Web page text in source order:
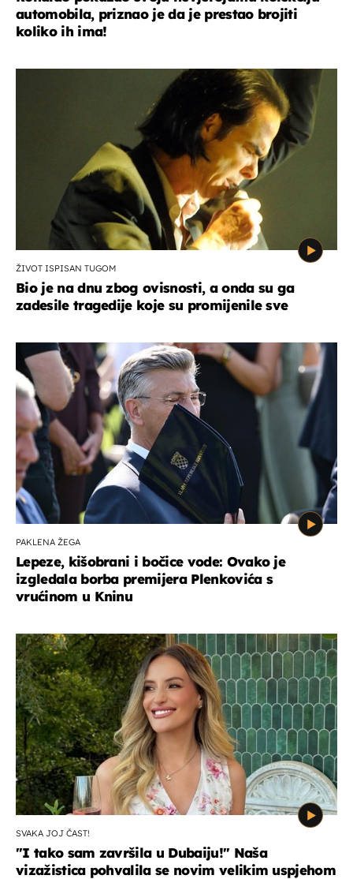
automobila, priznao je da je prestao brojiti
koliko ih ima!
ŽIVOT ISPISAN TUGOM
Bio je na dnu zbog ovisnosti, a onda su ga
zadesile tragedije koje su promijenile sve
PAKLENA ŽEGA
Lepeze, kišobrani i bočice vode: Ovako je
izgledala borba premijera Plenkovića s
vrućinom u Kninu
SVAKA JOJ ČAST!
"I tako sam završila u Dubaiju!" Naša
vizažistica pohvalila se novim velikim uspjehom